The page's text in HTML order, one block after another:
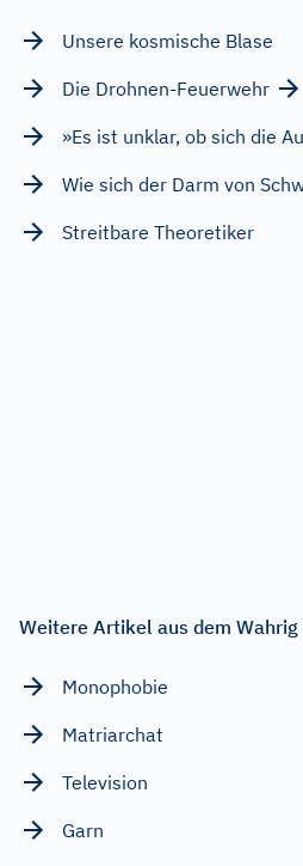
Unsere kosmische Blase
Die Drohnen-Feuerwehr
»Es ist unklar, ob sich die
Wie sich der Darm von
Streitbare Theoretiker
Weitere Artikel aus dem
Monophobie
Matriarchat
Television
Garn